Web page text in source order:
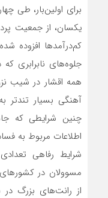
برای اولین‌بار، طی
یکسان، از جمعیت
کم‌‌‌‌‌‌درآمدها افزوده
جلوه‌‌‌‌‌‌های نابرابری
همه اقشار در شیب
آهنگی بسیار
چنین شرایطی که
اطلاعات مربوط به
شرایط رفاهی
مسوولان در
از رانت‌‌‌‌‌‌های بزرگ